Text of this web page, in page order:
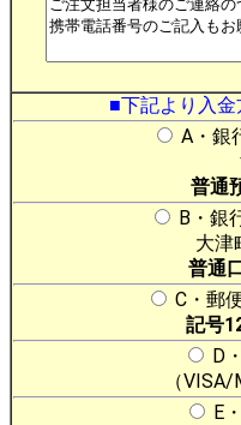
■下記より入金
A・銀
普通
B・銀
大津町
普通
C・郵
記号
D
（
E